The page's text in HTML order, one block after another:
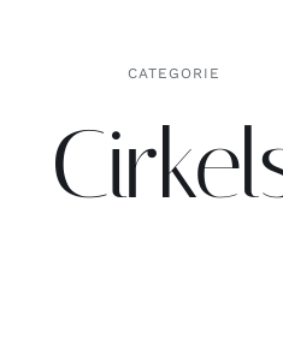
CATEGORIE